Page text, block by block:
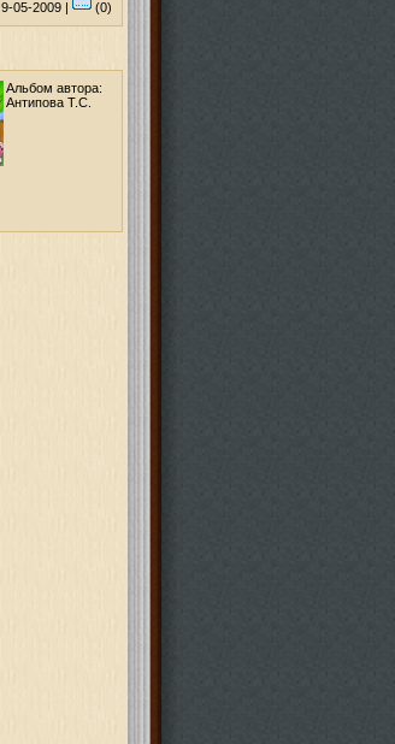
9-05-2009 | (0)
Альбом автора:
Антипова Т.С.